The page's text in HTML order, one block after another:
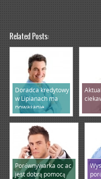
Related Posts:
Doradca kredytowy
w Lipianach ma
poważanie
Porównywarka oc ac
jest dobrą pomocą